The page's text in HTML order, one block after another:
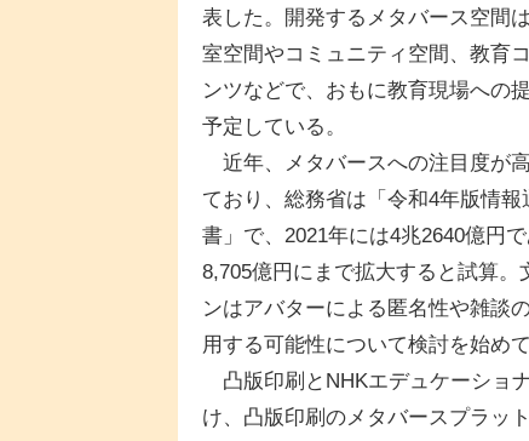
表した。開発するメタバース空間
室空間やコミュニティ空間、教育
ンツなどで、おもに教育現場への
予定している。
近年、メタバースへの注目度が
ており、総務省は「令和4年版情報
書」で、2021年には4兆2640億円
8,705億円にまで拡大すると試算
ンはアバターによる匿名性や雑談
用する可能性について検討を始めて
凸版印刷とNHKエデュケーショ
け、凸版印刷のメタバースプラッ